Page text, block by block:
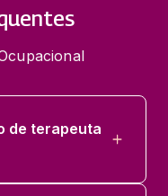
E
de terapeuta